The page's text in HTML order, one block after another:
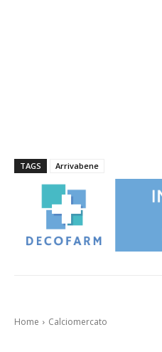
TAGS Arrivabene